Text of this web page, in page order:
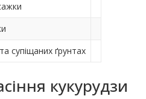
супіщаних ґрунтах
кукурудзи